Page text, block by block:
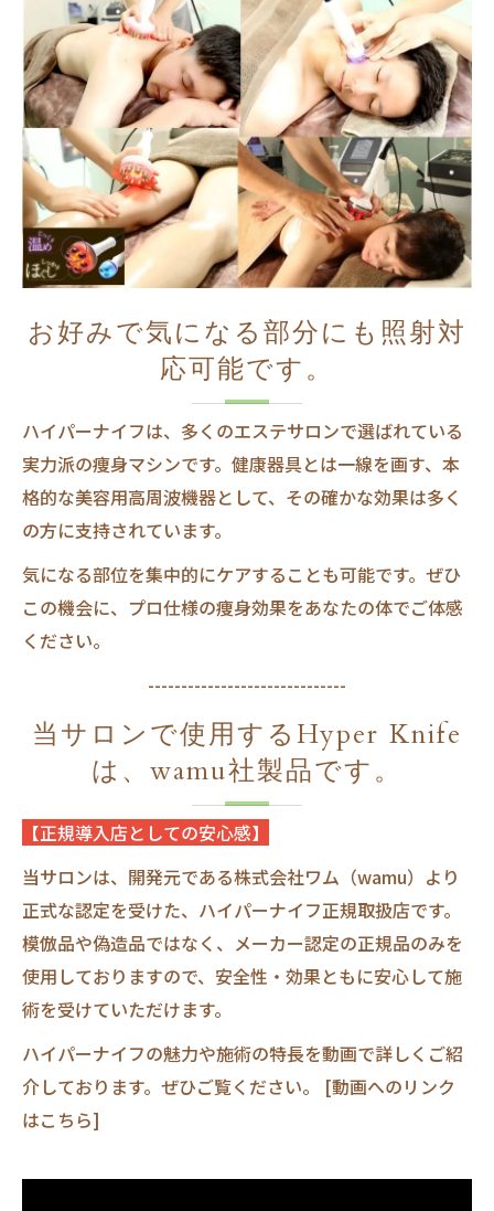
お好みで気になる部分にも照射対
応可能です。
ハイパーナイフは、多くのエステサロンで選ばれている
実力派の痩身マシンです。健康器具とは一線を画す、本
格的な美容用高周波機器として、その確かな効果は多く
の方に支持されています。
気になる部位を集中的にケアすることも可能です。ぜひ
この機会に、プロ仕様の痩身効果をあなたの体でご体感
ください。
------------------------------
当サロンで使用するHyper Knife
は、wamu社製品です。
【正規導入店としての安心感】
当サロンは、開発元である株式会社ワム（wamu）より
正式な認定を受けた、ハイパーナイフ正規取扱店です。
模倣品や偽造品ではなく、メーカー認定の正規品のみを
使用しておりますので、安全性・効果ともに安心して施
術を受けていただけます。
ハイパーナイフの魅力や施術の特長を動画で詳しくご紹
介しております。ぜひご覧ください。 [動画へのリンク
はこちら]